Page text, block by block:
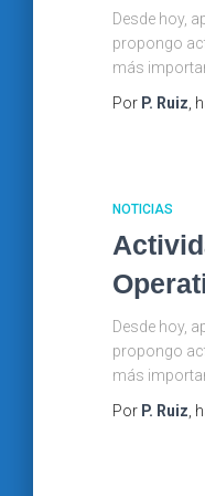
Desde hoy,
propongo
más
Por P. Ruiz ,
NOTICIAS
Desde hoy,
propongo
más
Por P. Ruiz ,